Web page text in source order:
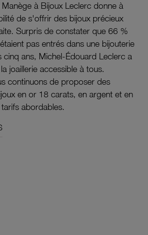
à Bijoux Leclerc donne à
de s'offrir des bijoux précieux
Surpris de constater que 66 %
pas entrés dans une bijouterie
cinq ans, Michel-Édouard Leclerc a
joaillerie accessible à tous.
continuons de proposer des
en or 18 carats, en argent et en
abordables.